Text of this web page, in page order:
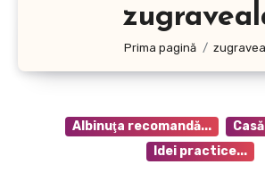
Prima pagină
Albinuţa recomandă...
Idei practice...